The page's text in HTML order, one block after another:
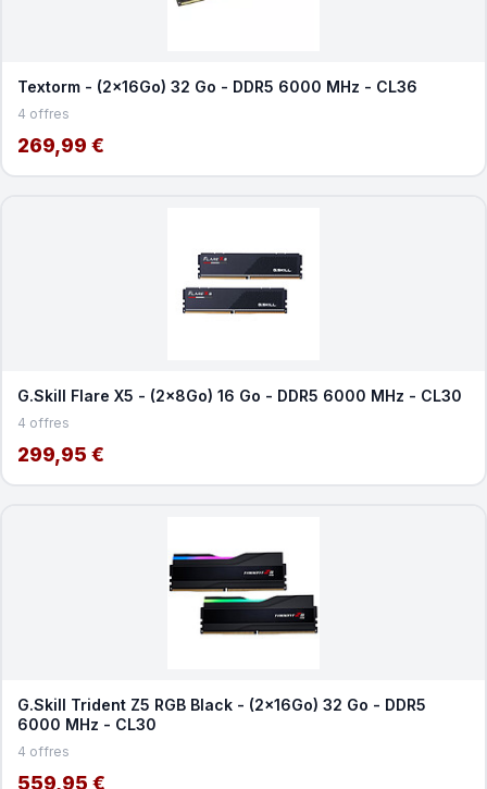
Textorm - (2x16Go) 32 Go - DDR5 6000 MHz - CL36
4 offres
269,99 €
G.Skill Flare X5 - (2x8Go) 16 Go - DDR5 6000 MHz - CL30
4 offres
299,95 €
G.Skill Trident Z5 RGB Black - (2x16Go) 32 Go - DDR5
6000 MHz - CL30
4 offres
559,95 €